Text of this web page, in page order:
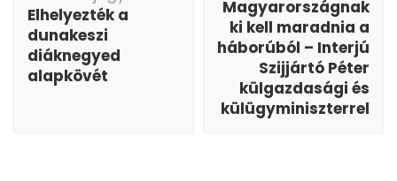
Elhelyezték a
dunakeszi
diáknegyed
alapkövét
Magyarországnak
ki kell maradnia a
háborúból – Interjú
Szijjártó Péter
külgazdasági és
külügyminiszterrel